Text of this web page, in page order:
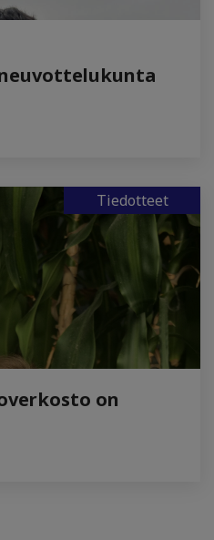
Tiedotteet
on